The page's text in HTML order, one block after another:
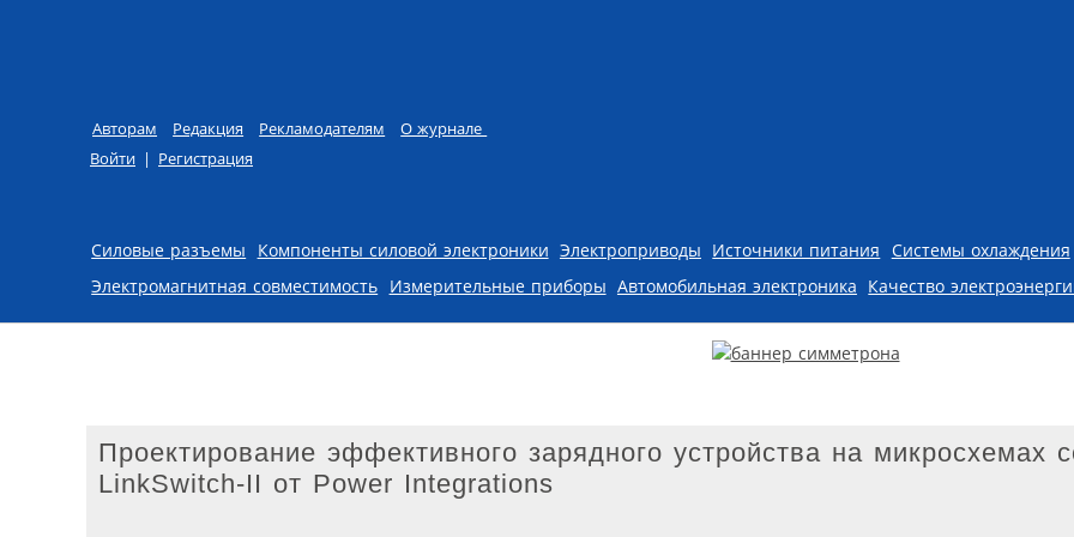
Авторам Редакция Рекламодателям
О журнале
Войти | Регистрация
Skip to content
Силовые разъемы Компоненты силовой электроники Электроприводы Источники питания Системы охлаждения
Электромагнитная совместимость Измерительные приборы Автомобильная электроника Качество
Проектирование эффективного зарядного устройства на микросхемах
LinkSwitch-II от Power Integrations